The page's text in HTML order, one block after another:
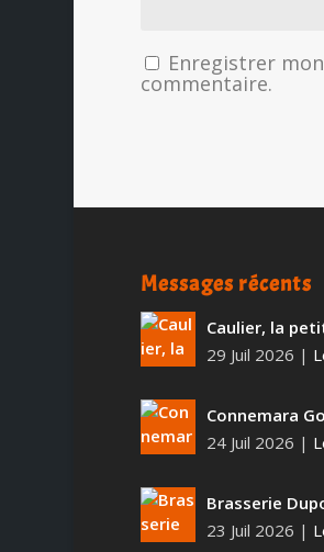
Enregistrer
commentaire.
Messages récents
Caulier, la
29 Juil 2026 |
Connemara
24 Juil 2026 |
Brasserie
23 Juil 2026 |